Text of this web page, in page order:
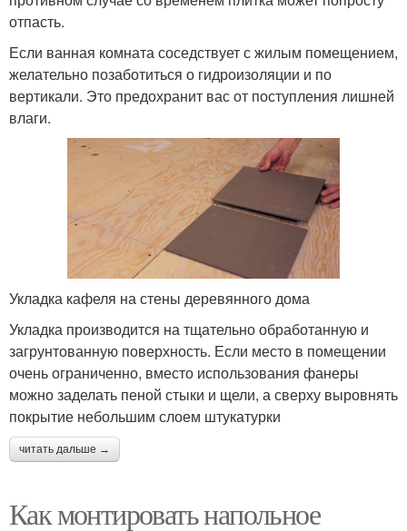
отпасть.
Если ванная комната соседствует с жилым помещением,
желательно позаботиться о гидроизоляции и по
вертикали. Это предохранит вас от поступления лишней
влаги.
Укладка кафеля на стены деревянного дома
Укладка производится на тщательно обработанную и
загрунтованную поверхность. Если место в помещении
очень ограниченно, вместо использования фанеры
можно заделать пеной стыки и щели, а сверху выровнять
покрытие небольшим слоем штукатурки
читать дальше →
Как монтировать напольное